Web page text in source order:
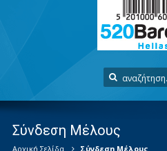
Σύνδεση Μέλους
Αρχική Σελίδα Σύνδεση Μέλους